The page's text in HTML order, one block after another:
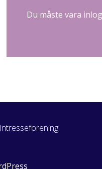
Du måste vara